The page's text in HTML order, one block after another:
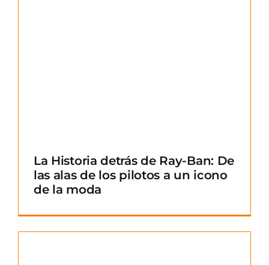
La Historia detrás de Ray-Ban: De
las alas de los pilotos a un icono
de la moda